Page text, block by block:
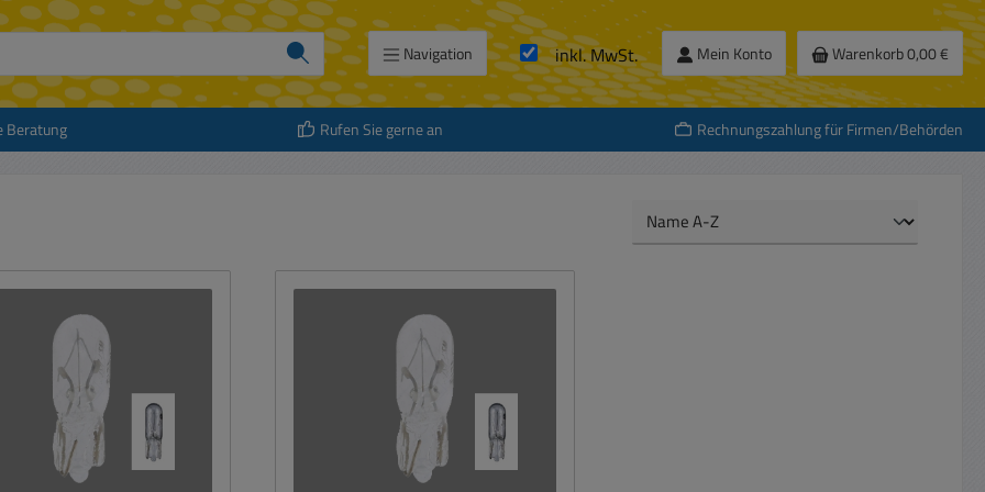
Navigation inkl. MwSt. Mein Konto Warenkorb0,00 €
Beratung Rufen Sie gerne an Rechnungszahlung für Firmen/Behörden